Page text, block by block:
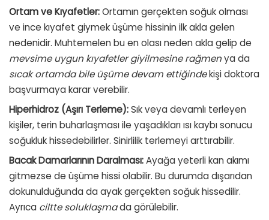
Ortam ve Kıyafetler:Ortamın gerçekten soğuk olması
ve ince kıyafet giymek üşüme hissinin ilk akla gelen
nedenidir. Muhtemelen bu en olası neden akla gelip de
mevsime uygun kıyafetler giyilmesine rağmenya da
sıcak ortamda bile üşüme devam ettiğindekişi doktora
başvurmaya karar verebilir.
Hiperhidroz (Aşırı Terleme):Sık veya devamlı terleyen
kişiler, terin buharlaşması ile yaşadıkları ısı kaybı sonucu
soğukluk hissedebilirler. Sinirlilik terlemeyi arttırabilir.
Bacak Damarlarının Daralması:Ayağa yeterli kan akımı
gitmezse de üşüme hissi olabilir. Bu durumda dışarıdan
dokunulduğunda da ayak gerçekten soğuk hissedilir.
Ayrıca ciltte soluklaşmada görülebilir.